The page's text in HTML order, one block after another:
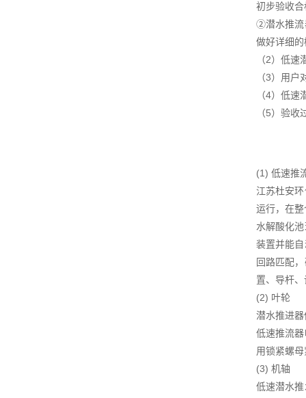
初步验收
②潜水推流
做好详细
（2）低
（3）用
（4）低
（5）验
(1) 低速推
江苏杜安
运行，在
水解酸化
装置并能
回路匹配
置、导杆
(2) 叶轮
潜水推进
低速推流
用锁紧螺
(3) 机轴
低速潜水